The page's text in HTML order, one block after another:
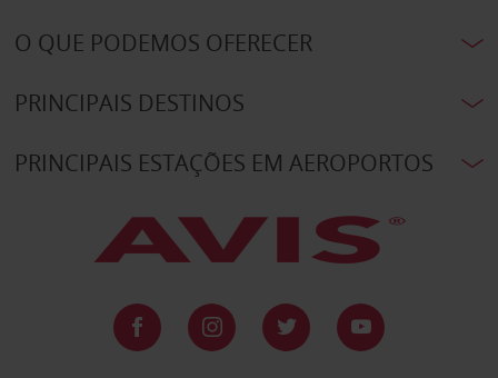
O QUE PODEMOS OFERECER
PRINCIPAIS DESTINOS
PRINCIPAIS ESTAÇÕES EM AEROPORTOS